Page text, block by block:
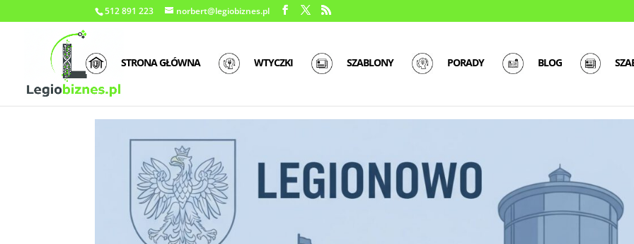
512 891 223 norbert@legiobiznes.pl
STRONA GŁÓWNA WTYCZKI SZABLONY PORADY BLOG